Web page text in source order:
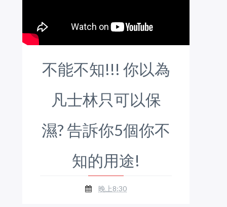
不能不知!!! 你以為
凡士林只可以保
濕? 告訴你5個你不
知的用途!
晚上8:30